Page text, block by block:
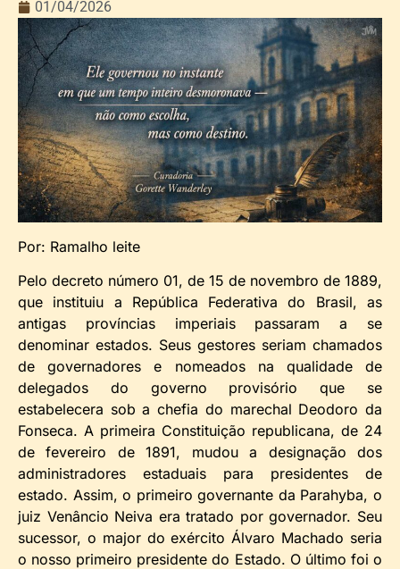
01/04/2026
Por: Ramalho leite
Pelo decreto número 01, de 15 de novembro de 1889,
que instituiu a República Federativa do Brasil, as
antigas províncias imperiais passaram a se
denominar estados. Seus gestores seriam chamados
de governadores e nomeados na qualidade de
delegados do governo provisório que se
estabelecera sob a chefia do marechal Deodoro da
Fonseca. A primeira Constituição republicana, de 24
de fevereiro de 1891, mudou a designação dos
administradores estaduais para presidentes de
estado. Assim, o primeiro governante da Parahyba, o
juiz Venâncio Neiva era tratado por governador. Seu
sucessor, o major do exército Álvaro Machado seria
o nosso primeiro presidente do Estado. O último foi o